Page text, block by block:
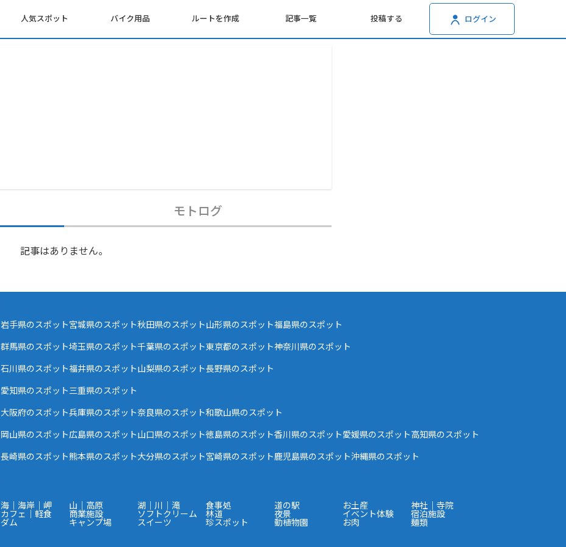
人気スポット バイク用品 ルートを作成 記事一覧 投稿する ログイン
モトログ
記事はありません。
岩手県のスポット宮城県のスポット秋田県のスポット山形県のスポット福島県のスポット
群馬県のスポット埼玉県のスポット千葉県のスポット東京都のスポット神奈川県のスポット
石川県のスポット福井県のスポット山梨県のスポット長野県のスポット
愛知県のスポット三重県のスポット
大阪府のスポット兵庫県のスポット奈良県のスポット和歌山県のスポット
岡山県のスポット広島県のスポット山口県のスポット徳島県のスポット香川県のスポット愛媛県のスポット高知県のスポット
長崎県のスポット熊本県のスポット大分県のスポット宮崎県のスポット鹿児島県のスポット沖縄県のスポット
海｜海岸｜岬 山｜高原 湖｜川｜滝 食事処 道の駅 お土産 神社｜寺院
カフェ｜軽食 商業施設 ソフトクリーム 林道 夜景 イベント体験 宿泊施設
ダム キャンプ場 スイーツ 珍スポット 動植物園 お肉 麺類